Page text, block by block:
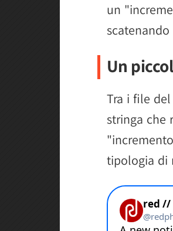
un
Un
Tra i file
stringa che
tipologia di